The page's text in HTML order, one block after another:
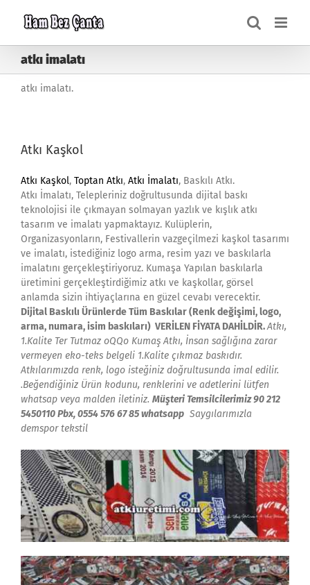
atkı imalatı
atkı imalatı.
Atkı Kaşkol
Atkı Kaşkol, Toptan Atkı, Atkı İmalatı, Baskılı Atkı.
Atkı İmalatı, Telepleriniz doğrultusunda dijital baskı
teknolojisi ile çıkmayan solmayan yazlık ve kışlık atkı
tasarım ve imalatı yapmaktayız. Kulüplerin,
Organizasyonların, Festivallerin vazgeçilmezi kaşkol tasarımı
ve imalatı, istediğiniz logo arma, resim yazı ve baskılarla
imalatını gerçekleştiriyoruz. Kumaşa Yapılan baskılarla
üretimini gerçekleştirdiğimiz atkı ve kaşkollar, görsel
anlamda sizin ihtiyaçlarına en güzel cevabı verecektir.
Dijital Baskılı Ürünlerde Tüm Baskılar (Renk değişimi, logo,
arma, numara, isim baskıları) VERİLEN FİYATA DAHİLDİR.Atkı,
1.Kalite Ter Tutmaz oQQo KumaşAtkı, İnsan sağlığına zarar
vermeyen eko-teks belgeli 1.Kalite çıkmaz baskıdır.
Atkılarımızda renk, logo isteğiniz doğrultusunda imal edilir.
.Beğendiğiniz Ürün kodunu, renklerini ve adetlerini lütfen
whatsap veya malden iletiniz. Müşteri Temsilcilerimiz 90 212
5450110 Pbx, 0554 576 67 85 whatsapp Saygılarımızla
demspor tekstil